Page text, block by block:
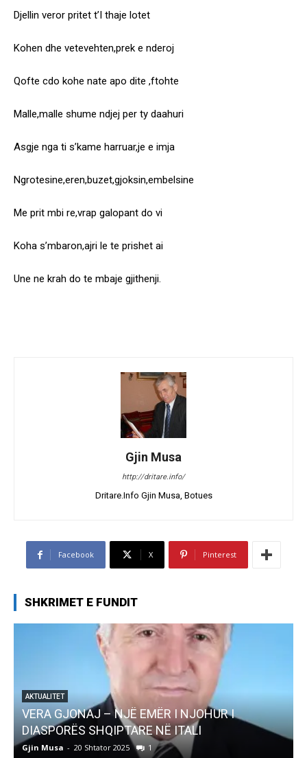
Djellin veror pritet t’I thaje lotet
Kohen dhe vetevehten,prek e nderoj
Qofte cdo kohe nate apo dite ,ftohte
Malle,malle shume ndjej per ty daahuri
Asgje nga ti s’kame harruar,je e imja
Ngrotesine,eren,buzet,gjoksin,embelsine
Me prit mbi re,vrap galopant do vi
Koha s’mbaron,ajri le te prishet ai
Une ne krah do te mbaje gjithenji.
Gjin Musa
http://dritare.info/
Dritare.Info Gjin Musa, Botues
Facebook X Pinterest
SHKRIMET E FUNDIT
AKTUALITET
Pregaditi Gjin Musa-Rome- Shtator 2025
Gjin Musa - 8 Shtator 2025 0